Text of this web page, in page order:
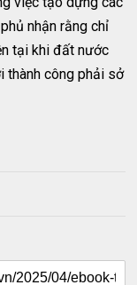
nhận rằng chỉ
tại khi đất nước
thành công phải sở